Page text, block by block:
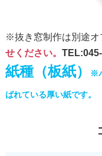
※抜き窓制作は別途オ
せください。
紙種（板紙） ※
ばれている厚い紙です。